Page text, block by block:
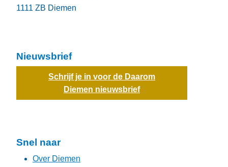
1111 ZB Diemen
Nieuwsbrief
Schrijf je in voor de Daarom
Diemen nieuwsbrief
Snel naar
Over Diemen